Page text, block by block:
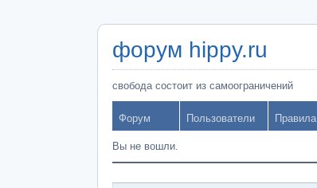
форум hippy.ru
свобода состоит из самоограничений
Форум Пользователи Правила
Вы не вошли.